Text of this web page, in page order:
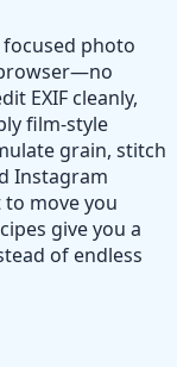
photo
EXIF cleanly,
film‑style
grain, stitch
Instagram
move you
give you a
of endless